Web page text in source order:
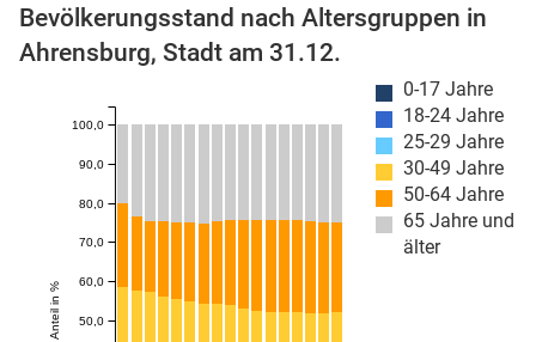
(Mikrozensus)
Bevölkerungsstand nach Altersgruppen in
Ahrensburg, Stadt am 31.12.
0-17 Jahre
18-24 Jahre
25-29 Jahre
30-49 Jahre
50-64 Jahre
65 Jahre und
älter
Anteil in % 50,0
60,0
70,0
80,0
90,0
100,0